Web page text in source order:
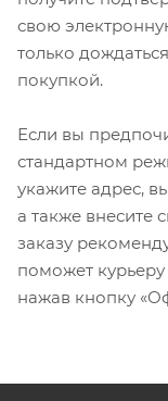
свою
только
покупкой.
Если вы
стандартном
укажите адрес,
а также внесите
заказу
поможет
нажав кнопку